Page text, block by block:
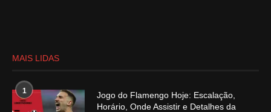
MAIS LIDAS
1
Jogo do Flamengo Hoje: Escalação,
Horário, Onde Assistir e Detalhes da